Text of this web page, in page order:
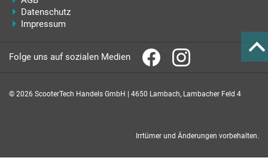
Datenschutz
Impressum
Folge uns auf sozialen Medien
© 2026 ScooterTech Handels GmbH | 4650 Lambach, Lambacher Feld 4
Irrtümer und Änderungen vorbehalten.